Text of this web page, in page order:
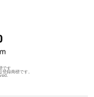
です
録商標です。